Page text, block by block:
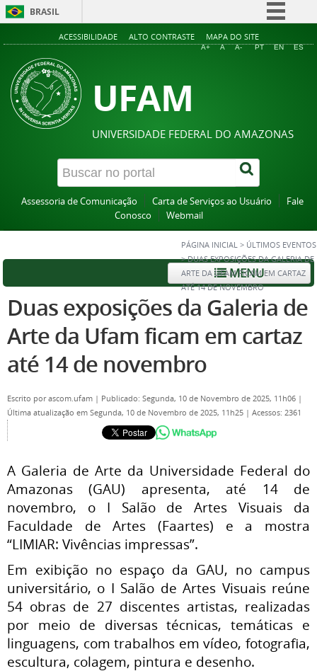
BRASIL
Simplifique!
Acesso à informação
ACESSIBILIDADE ALTO CONTRASTE MAPA DO SITE
A+ A A- PT EN ES
UFAM
UNIVERSIDADE FEDERAL DO AMAZONAS
Assessoria de Comunicação Carta de Serviços ao Usuário
Fale
Conosco
Webmail
PÁGINA INICIAL > ÚLTIMOS EVENTOS
>DUAS EXPOSIÇÕES DA GALERIA DE
ARTE DA UFAM FICAM EM CARTAZ
ATÉ 14 DE NOVEMBRO
MENU
Duas exposições da Galeria de
Arte da Ufam ficam em cartaz
até 14 de novembro
Escrito porascom.ufam | Publicado: Segunda, 10 de Novembro de 2025, 11h06 |
Última atualização em Segunda, 10 de Novembro de 2025, 11h25 | Acessos: 2361
A Galeria de Arte da Universidade Federal do
Amazonas (GAU) apresenta, até 14 de
novembro, o I Salão de Artes Visuais da
Faculdade de Artes (Faartes) e a mostra
“LIMIAR: Vivências impressas”.
Em exibição no espaço da GAU, no campus
universitário, o I Salão de Artes Visuais reúne
54 obras de 27 discentes artistas, realizadas
por meio de diversas técnicas, temáticas e
linguagens, com trabalhos em vídeo, fotografia,
escultura, colagem, pintura e desenho.